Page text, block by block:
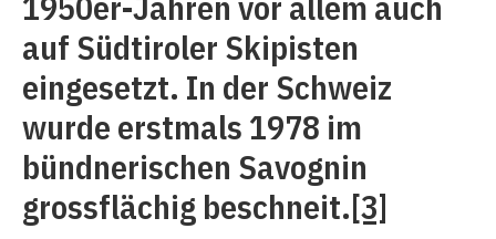
auf Südtiroler Skipisten
eingesetzt. In der Schweiz
wurde erstmals 1978 im
bündnerischen Savognin
grossflächig beschneit.[3]